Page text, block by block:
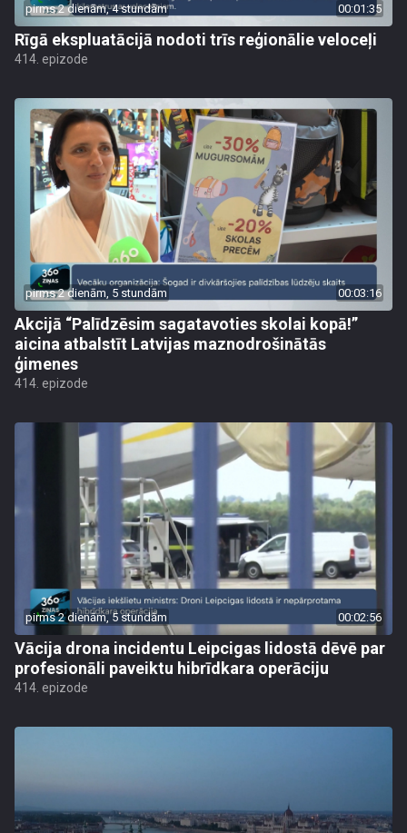
pirms 2 dienām, 4 stundām 00:01:35
Rīgā ekspluatācijā nodoti trīs reģionālie veloceļi
414. epizode
pirms 2 dienām, 5 stundām 00:03:16
Akcijā “Palīdzēsim sagatavoties skolai kopā!”
aicina atbalstīt Latvijas maznodrošinātās
ģimenes
414. epizode
pirms 2 dienām, 5 stundām 00:02:56
Vācija drona incidentu Leipcigas lidostā dēvē par
profesionāli paveiktu hibrīdkara operāciju
414. epizode